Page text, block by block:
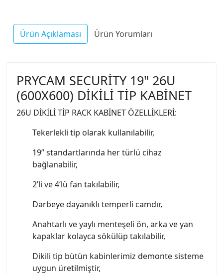
Ürün Açıklaması Ürün Yorumları
PRYCAM SECURİTY 19" 26U
(600X600) DİKİLİ TİP KABİNET
26U DİKİLİ TİP RACK KABİNET ÖZELLİKLERİ:
Tekerlekli tip olarak kullanılabilir,
19” standartlarında her türlü cihaz
bağlanabilir,
2’li ve 4’lü fan takılabilir,
Darbeye dayanıklı temperli camdır,
Anahtarlı ve yaylı menteşeli ön, arka ve yan
kapaklar kolayca sökülüp takılabilir,
Dikili tip bütün kabinlerimiz demonte sisteme
uygun üretilmiştir,